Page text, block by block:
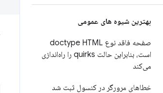
بهترین شیوه های عمومی
صفحه فاقد نوع doctype HTML
است، بنابراین حالت quirks را راه‌اندازی
می‌کند
خطاهای مرورگر در کنسول ثبت شد